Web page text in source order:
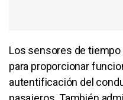
Los sensores de tiempo
para proporcionar
autentificación del